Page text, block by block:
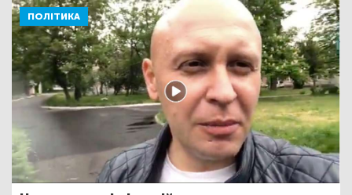
ПОЛІТИКА